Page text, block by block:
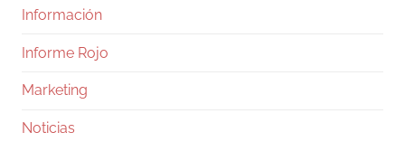
Información
Informe Rojo
Marketing
Noticias